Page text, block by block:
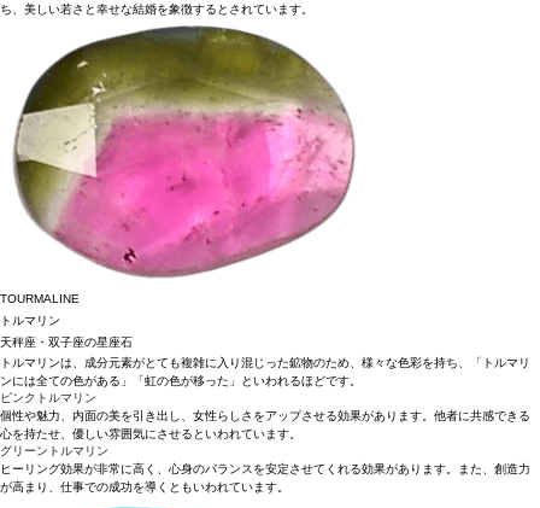
ち、美しい若さと幸せな結婚を象徴するとされています。
TOURMALINE
トルマリン
天秤座・双子座の星座石
トルマリンは、成分元素がとても複雑に入り混じった鉱物のため、様々な色彩を持ち、「トルマリ
ンには全ての色がある」「虹の色が移った」といわれるほどです。
ピンクトルマリン
個性や魅力、内面の美を引き出し、女性らしさをアップさせる効果があります。他者に共感できる
心を持たせ、優しい雰囲気にさせるといわれています。
グリーントルマリン
ヒーリング効果が非常に高く、心身のバランスを安定させてくれる効果があります。また、創造力
が高まり、仕事での成功を導くともいわれています。